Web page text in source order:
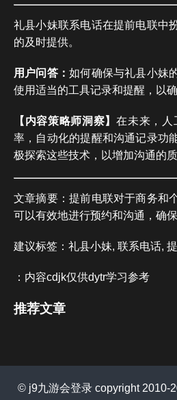
礼县小妹联系电话在提前电联中
的及时提供。
用户问答：如何确保与礼县小妹
使用适当的工具记录和提醒，以
【内容策略师洞察】在未来，人
率，自动化的提醒和沟通记录功
极探索这些技术，以增加沟通的质
文章摘要：提前电联对于商务和
可以有效地进行预约和沟通，确
建议标签：礼县小妹, 联系电话,
：内容cdjk仅供dytr学习参考
推荐文章
© j9九游会登录 copyright 2010-